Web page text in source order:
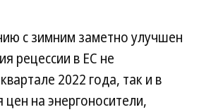
с зимним заметно улучшен
рецессии в ЕС не
2022 года, так и в
на энергоносители,